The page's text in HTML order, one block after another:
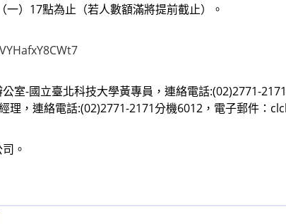
）17點為止（若人數額滿將提前截止）。
室-國立臺北科技大學黃專員，連絡電話:(02)2771-
，連絡電話:(02)2771-2171分機6012，電子郵件：
。